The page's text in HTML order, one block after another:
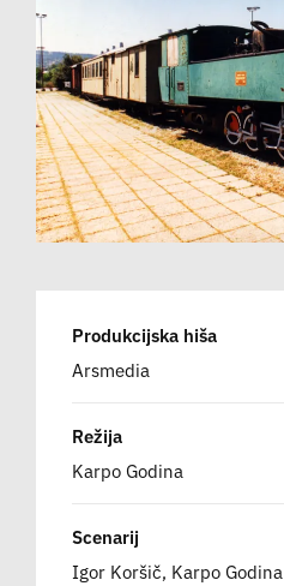
Produkcijska hiša
Arsmedia
Režija
Karpo Godina
Scenarij
Igor Koršič, Karpo Godina